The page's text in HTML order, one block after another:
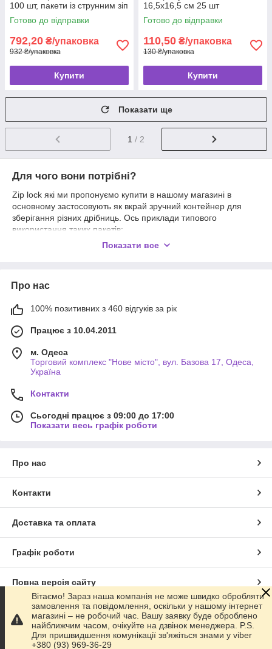
100 шт, пакети із струнним зіп
замком застібкою, грипери
Готово до відправки
792,20 ₴/упаковка
932 ₴/упаковка
Купити
16,5x16,5 см 25 шт
Готово до відправки
110,50 ₴/упаковка
130 ₴/упаковка
Купити
Показати ще
1 / 2
Для чого вони потрібні?
Zip lock які ми пропонуємо купити в нашому магазині в
основному застосовують як вкрай зручний контейнер для
зберігання різних дрібниць. Ось приклади типового
використання таких пакетів:
на кухні. В пакет можна покласти свіжозібрані ягоди з
ще на кухні. В зіп-пакет складають залишки овочів від
туди шматочки овочів, надалі їх знову пустити в справу,
у поїздках. Зіп-пакети дозволяють прибрати туди
дорожні дрібниці, попередньо розсортувавши за
асортиментом: в один пакет можна скласти ліки,
дорожню аптечку, і ось вони завжди під рукою;
складаються в такий пакетик;
як ємність для зберігання різного роду дрібних
косметичних штучок, які завжди розкидаються по дому і
загубляться у валізі, якщо в пакет скласти гарнітуру,
зарядний пристрій, зовнішній акумулятор і блютуз
адаптер;
при ремонті техніки. Зручно складати туди різного
викрутки, ключі, набір для ремонту камери, ковпачки та
ніпелі.
Тобто в кінцевому підсумку кожна людина може знайти для
пакетів своє застосування, як бачимо, це універсальна річ,
яка замінює коробочки, баночки, звичайні пакетики. Зіплоки
купити з високоякісним замком, це важливо!
Де буде краще купити зіп локи?
Показати все
Про нас
100% позитивних з 460 відгуків за рік
Працює з 10.04.2011
м. Одеса
Торговий комплекс "Нове місто", вул. Базова 17, Одеса,
Україна
Контакти
Сьогодні працює з 09:00 до 17:00
Показати весь графік роботи
Про нас
Контакти
Доставка та оплата
Графік роботи
Повна версія сайту
Сайт створено на маркетплейсі Prom.ua
Політика конфіденційності
Вітаємо! Зараз наша компанія не може швидко обробляти
замовлення та повідомлення, оскільки у нашому інтернет
магазині – не робочий час. Вашу заявку буде оброблено
найближчим часом, очікуйте на дзвінок менеджера. P.S.
Для пришвидшення комунікації зв'яжіться знами у viber
+380 (93) 969-36-29